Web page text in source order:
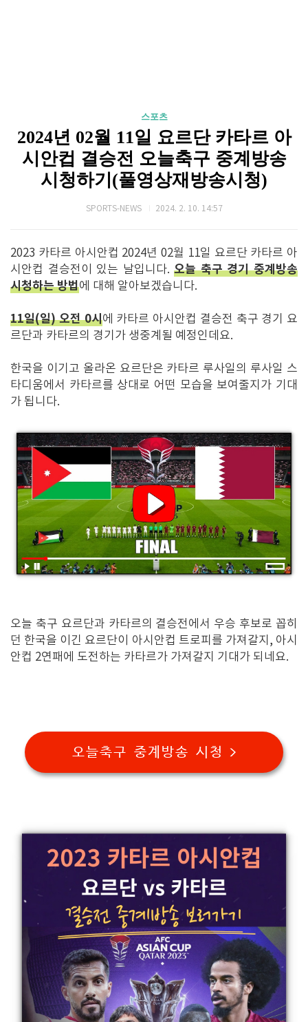
스포츠
2024년 02월 11일 요르단 카타르 아
시안컵 결승전 오늘축구 중계방송
시청하기(풀영상재방송시청)
SPORTS-NEWS 2024. 2. 10. 14:57
2023 카타르 아시안컵 2024년 02월 11일 요르단 카타르 아
시안컵 결승전이 있는 날입니다.오늘 축구 경기 중계방송
시청하는 방법에 대해 알아보겠습니다.
11일(일) 오전 0시에 카타르 아시안컵 결승전 축구 경기 요
르단과 카타르의 경기가 생중계될 예정인데요.
한국을 이기고 올라온 요르단은 카타르 루사일의 루사일 스
타디움에서 카타르를 상대로 어떤 모습을 보여줄지가 기대
가 됩니다.
오늘 축구 요르단과 카타르의 결승전에서 우승 후보로 꼽히
던 한국을 이긴 요르단이 아시안컵 트로피를 가져갈지, 아시
안컵 2연패에 도전하는 카타르가 가져갈지 기대가 되네요.
오늘축구 중계방송 시청 >